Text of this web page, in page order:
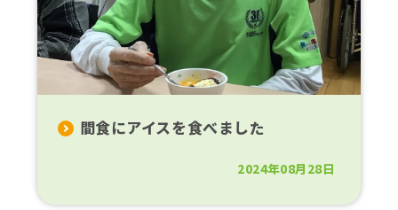
間食にアイスを食べました
2024年08月28日